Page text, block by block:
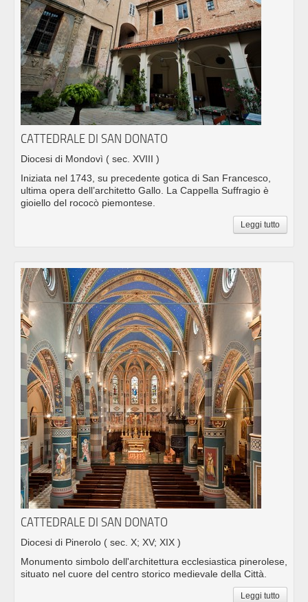
CATTEDRALE DI SAN DONATO
Diocesi di Mondovì ( sec. XVIII )
Iniziata nel 1743, su precedente gotica di San Francesco,
ultima opera dell’architetto Gallo. La Cappella Suffragio è
gioiello del rococò piemontese.
Leggi tutto
CATTEDRALE DI SAN DONATO
Diocesi di Pinerolo ( sec. X; XV; XIX )
Monumento simbolo dell'architettura ecclesiastica pinerolese,
situato nel cuore del centro storico medievale della Città.
Leggi tutto